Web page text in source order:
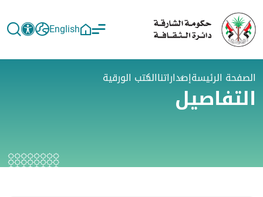
English
الصفحة الرئيسةإصداراتناالكتب الورقية
التفاصيل